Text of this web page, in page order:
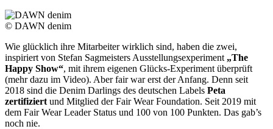
© DAWN denim
Wie glücklich ihre Mitarbeiter wirklich sind, haben die zwei,
inspiriert von Stefan Sagmeisters Ausstellungsexperiment „The
Happy Show“, mit ihrem eigenen Glücks-Experiment überprüft
(mehr dazu im Video). Aber fair war erst der Anfang. Denn seit
2018 sind die Denim Darlings des deutschen Labels Peta
zertifiziert und Mitglied der Fair Wear Foundation. Seit 2019 mit
dem Fair Wear Leader Status und 100 von 100 Punkten. Das gab’s
noch nie.